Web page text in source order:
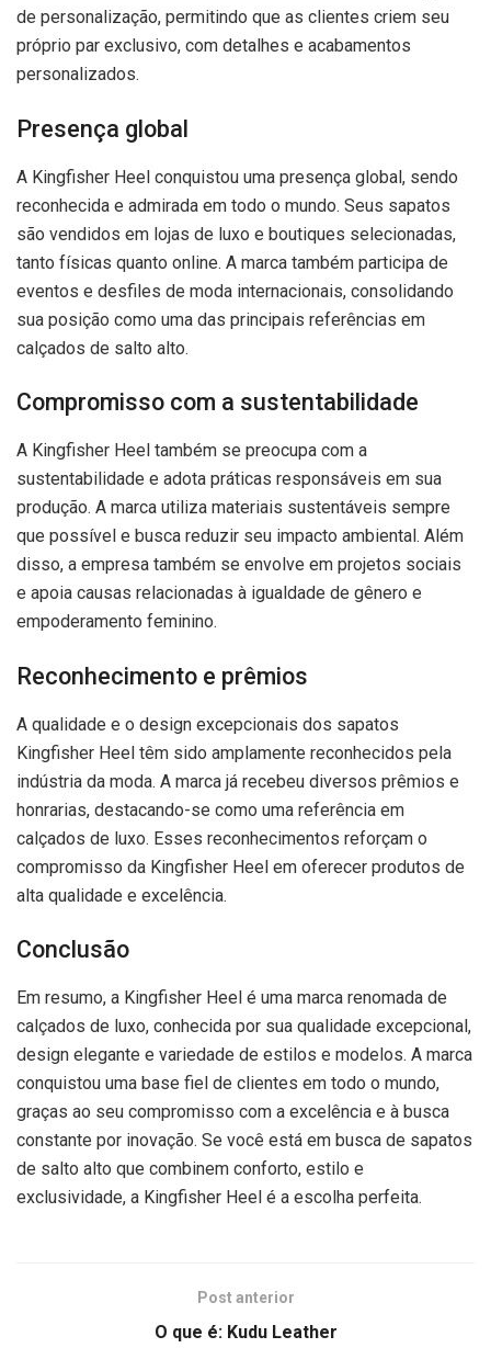
de personalização, permitindo que as clientes criem seu
próprio par exclusivo, com detalhes e acabamentos
personalizados.
Presença global
A Kingfisher Heel conquistou uma presença global, sendo
reconhecida e admirada em todo o mundo. Seus sapatos
são vendidos em lojas de luxo e boutiques selecionadas,
tanto físicas quanto online. A marca também participa de
eventos e desfiles de moda internacionais, consolidando
sua posição como uma das principais referências em
calçados de salto alto.
Compromisso com a sustentabilidade
A Kingfisher Heel também se preocupa com a
sustentabilidade e adota práticas responsáveis em sua
produção. A marca utiliza materiais sustentáveis sempre
que possível e busca reduzir seu impacto ambiental. Além
disso, a empresa também se envolve em projetos sociais
e apoia causas relacionadas à igualdade de gênero e
empoderamento feminino.
Reconhecimento e prêmios
A qualidade e o design excepcionais dos sapatos
Kingfisher Heel têm sido amplamente reconhecidos pela
indústria da moda. A marca já recebeu diversos prêmios e
honrarias, destacando-se como uma referência em
calçados de luxo. Esses reconhecimentos reforçam o
compromisso da Kingfisher Heel em oferecer produtos de
alta qualidade e excelência.
Conclusão
Em resumo, a Kingfisher Heel é uma marca renomada de
calçados de luxo, conhecida por sua qualidade excepcional,
design elegante e variedade de estilos e modelos. A marca
conquistou uma base fiel de clientes em todo o mundo,
graças ao seu compromisso com a excelência e à busca
constante por inovação. Se você está em busca de sapatos
de salto alto que combinem conforto, estilo e
exclusividade, a Kingfisher Heel é a escolha perfeita.
Post anterior
O que é: Kudu Leather